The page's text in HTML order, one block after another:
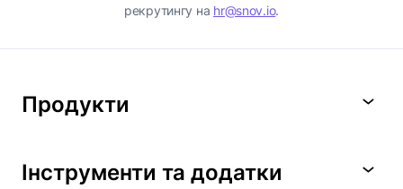
рекрутингу на hr@snov.io.
Продукти
Інструменти та додатки